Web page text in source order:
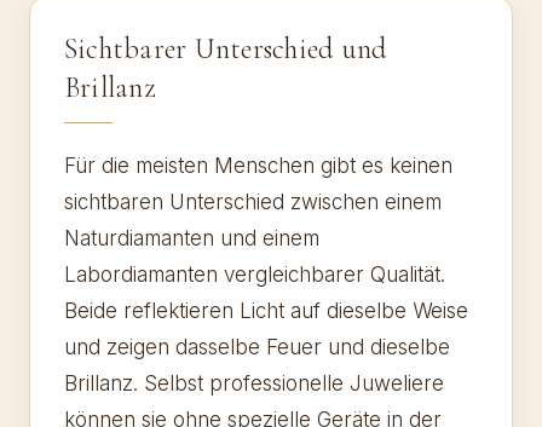
Sichtbarer Unterschied und
Brillanz
Für die meisten Menschen gibt es keinen
sichtbaren Unterschied zwischen einem
Naturdiamanten und einem
Labordiamanten vergleichbarer Qualität.
Beide reflektieren Licht auf dieselbe Weise
und zeigen dasselbe Feuer und dieselbe
Brillanz. Selbst professionelle Juweliere
können sie ohne spezielle Geräte in der